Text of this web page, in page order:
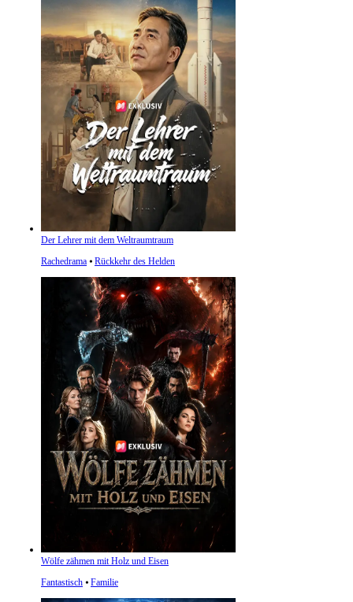
Der Lehrer mit dem Weltraumtraum
Rachedrama ⦁ Rückkehr des Helden
Wölfe zähmen mit Holz und Eisen
Fantastisch ⦁ Familie